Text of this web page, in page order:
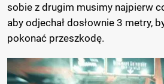
sobie z drugim musimy najpierw
aby odjechał dosłownie 3 metry,
pokonać przeszkodę.